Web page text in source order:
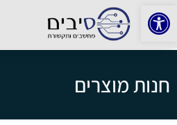
פתח סרגל נגישות
חנות מוצרים